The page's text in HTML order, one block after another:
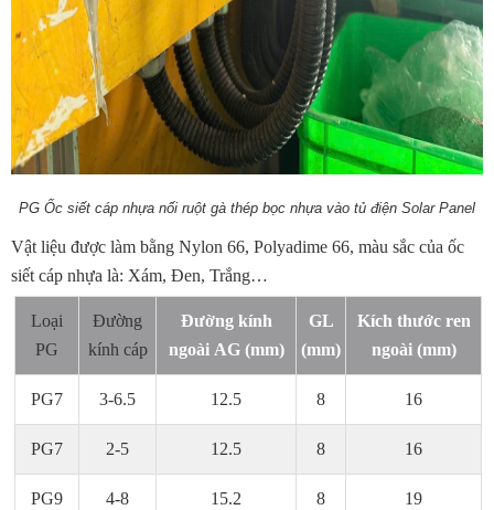
PG Ốc siết cáp nhựa nối ruột gà thép bọc nhựa vào tủ điện Solar Panel
Vật liệu được làm bằng Nylon 66, Polyadime 66, màu sắc của ốc
siết cáp nhựa là: Xám, Đen, Trắng…
Loại
PG
Đường
kính cáp
Đường kính
ngoàiAG (mm)
GL
(mm)
Kích thước ren
ngoài (mm)
PG7 3-6.5 12.5 8 16
PG7 2-5 12.5 8 16
PG9 4-8 15.2 8 19